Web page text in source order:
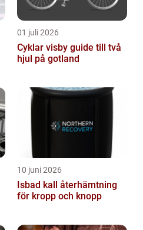
01 juli 2026
Cyklar visby guide till två
hjul på gotland
10 juni 2026
Isbad kall återhämtning
för kropp och knopp